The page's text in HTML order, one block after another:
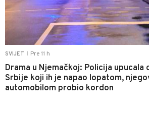
SVIJET Pre 11 h
Drama u Njemačkoj: Policija upucala
Srbije koji ih je napao lopatom,
automobilom probio kordon